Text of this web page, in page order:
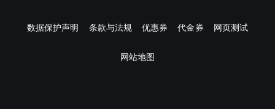
数据保护声明 条款与法规 优惠券 代金券 网页测试
网站地图